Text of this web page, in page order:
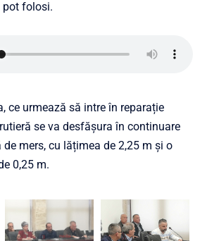
folosi.
ce urmează să intre în reparație
se va desfășura în continuare
mers, cu lățimea de 2,25 m și o
0,25 m.